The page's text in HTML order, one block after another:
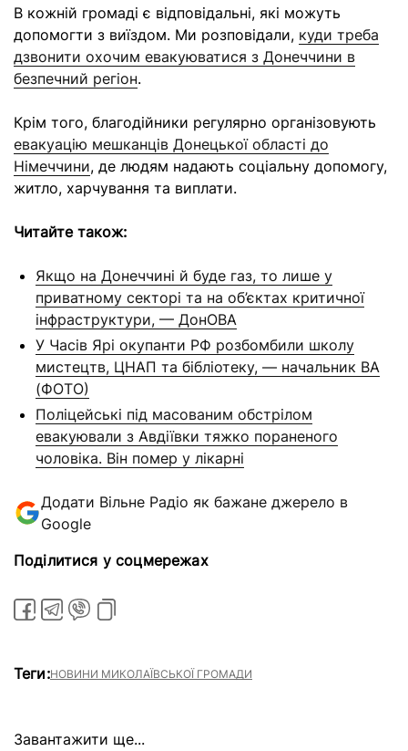
В кожній громаді є відповідальні, які можуть
допомогти з виїздом. Ми розповідали, куди треба
дзвонити охочим евакуюватися з Донеччини в
безпечний регіон.
Крім того, благодійники регулярно організовують
евакуацію мешканців Донецької області до
Німеччини, де людям надають соціальну допомогу,
житло, харчування та виплати.
Читайте також:
Якщо на Донеччині й буде газ, то лише у
приватному секторі та на об’єктах критичної
інфраструктури, — ДонОВА
У Часів Ярі окупанти РФ розбомбили школу
мистецтв, ЦНАП та бібліотеку, — начальник ВА
(ФОТО)
Поліцейські під масованим обстрілом
евакуювали з Авдіївки тяжко пораненого
чоловіка. Він помер у лікарні
Додати Вільне Радіо як бажане джерело в
Google
Поділитися у соцмережах
Теги:НОВИНИ МИКОЛАЇВСЬКОЇ ГРОМАДИ
Завантажити ще...